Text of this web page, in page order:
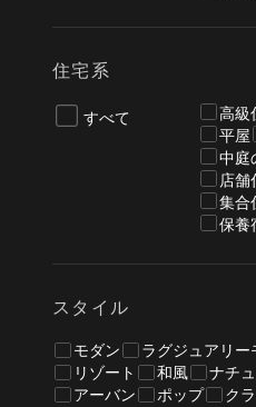
住宅系
すべて 高級
平屋
中庭
店
集合
保養
スタイル
モダン ラグジュアリー
リゾート
和風 ナチ
アーバン
ポップ ク